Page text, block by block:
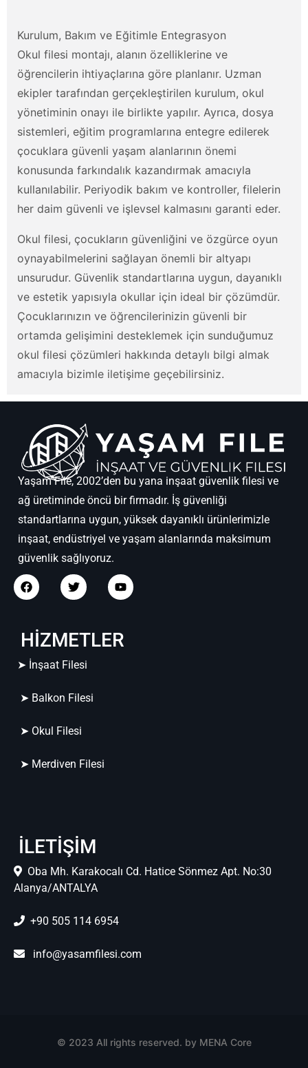
Kurulum, Bakım ve Eğitimle Entegrasyon
Okul filesi montajı, alanın özelliklerine ve
öğrencilerin ihtiyaçlarına göre planlanır. Uzman
ekipler tarafından gerçekleştirilen kurulum, okul
yönetiminin onayı ile birlikte yapılır. Ayrıca, dosya
sistemleri, eğitim programlarına entegre edilerek
çocuklara güvenli yaşam alanlarının önemi
konusunda farkındalık kazandırmak amacıyla
kullanılabilir. Periyodik bakım ve kontroller, filelerin
her daim güvenli ve işlevsel kalmasını garanti eder.
Okul filesi, çocukların güvenliğini ve özgürce oyun
oynayabilmelerini sağlayan önemli bir altyapı
unsurudur. Güvenlik standartlarına uygun, dayanıklı
ve estetik yapısıyla okullar için ideal bir çözümdür.
Çocuklarınızın ve öğrencilerinizin güvenli bir
ortamda gelişimini desteklemek için sunduğumuz
okul filesi çözümleri hakkında detaylı bilgi almak
amacıyla bizimle iletişime geçebilirsiniz.
Yaşam File, 2002’den bu yana inşaat güvenlik filesi ve
ağ üretiminde öncü bir firmadır. İş güvenliği
standartlarına uygun, yüksek dayanıklı ürünlerimizle
inşaat, endüstriyel ve yaşam alanlarında maksimum
güvenlik sağlıyoruz.
HİZMETLER
➤ İnşaat Filesi
➤ Balkon Filesi
➤ Okul Filesi
➤ Merdiven Filesi
İLETİŞİM
Oba Mh. Karakocalı Cd. Hatice Sönmez Apt. No:30
Alanya/ANTALYA
+90 505 114 6954
info@yasamfilesi.com
© 2023 All rights reserved. by MENA Core